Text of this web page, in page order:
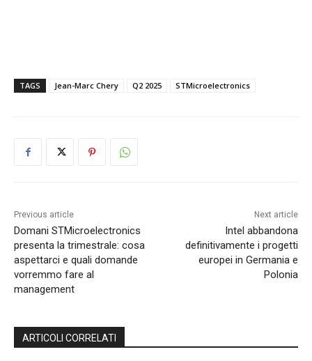
TAGS Jean-Marc Chery Q2 2025 STMicroelectronics
Previous article
Domani STMicroelectronics
presenta la trimestrale: cosa
aspettarci e quali domande
vorremmo fare al
management
Next article
Intel abbandona
definitivamente i progetti
europei in Germania e
Polonia
ARTICOLI CORRELATI